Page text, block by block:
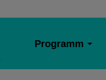
Programm